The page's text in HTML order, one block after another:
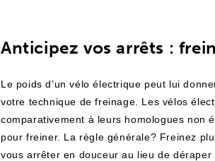
Anticipez vos arrêts :
Le poids d’un vélo électrique peut lui
votre technique de freinage. Les vélos
comparativement à leurs homologues non
pour freiner. La règle générale? Freinez
vous arrêter en douceur au lieu de déraper